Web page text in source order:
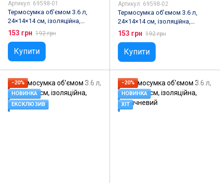
Артикул: 69598-01
Термосумка об’ємом 3.6 л,
24×14×14 см, ізоляційна,
Рожевий
153 грн 192 грн
Купити
Артикул: 69598-02
Термосумка об’ємом 3.6 л,
24×14×14 см, ізоляційна,
Блакитний
153 грн 192 грн
Купити
−20%
НОВИНКА
ЕКСКЛЮЗИВ
−20%
НОВИНКА
ХІТ